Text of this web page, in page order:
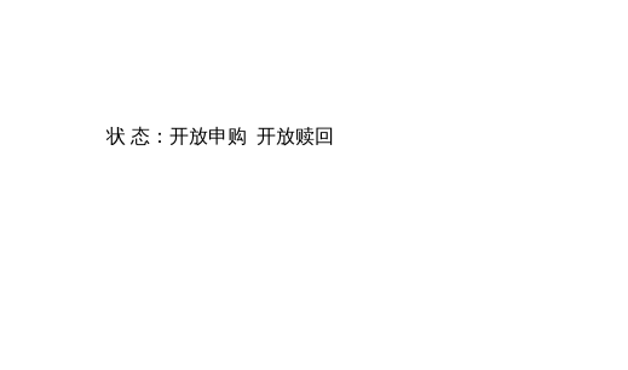
状 态： 开放申购 开放赎回